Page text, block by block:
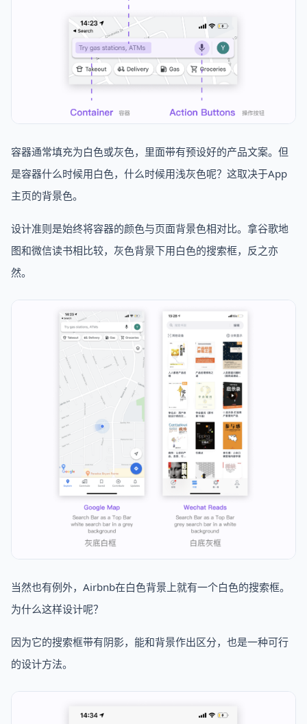
容器通常填充为白色或灰色，里面带有预设好的产品文案。但
是容器什么时候用白色，什么时候用浅灰色呢？这取决于App
主页的背景色。
设计准则是始终将容器的颜色与页面背景色相对比。拿谷歌地
图和微信读书相比较，灰色背景下用白色的搜索框，反之亦
然。
当然也有例外，Airbnb在白色背景上就有一个白色的搜索框。
为什么这样设计呢？
因为它的搜索框带有阴影，能和背景作出区分，也是一种可行
的设计方法。